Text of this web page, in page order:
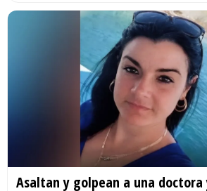
Asaltan y golpean a una